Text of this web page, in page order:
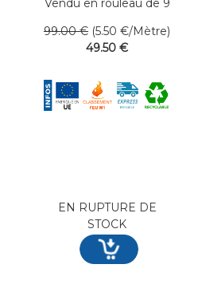
Vendu en rouleau de 9
99.00 € (5.50 €/Mètre)
49.50 €
EN RUPTURE DE
STOCK